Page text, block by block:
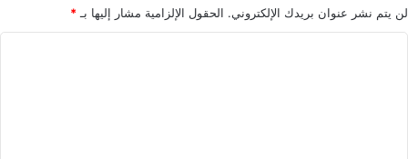
لن يتم نشر عنوان بريدك الإلكتروني. الحقول الإلزامية مشار إليها بـ *